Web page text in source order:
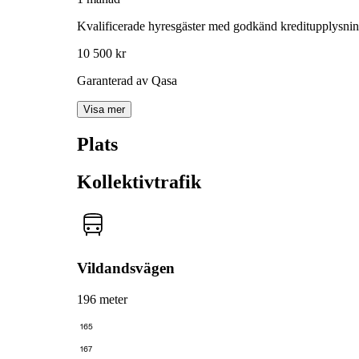
Kvalificerade hyresgäster med godkänd
10 500 kr
Garanterad av Qasa
Visa mer
Plats
Kollektivtrafik
Vildandsvägen
196 meter
165
167